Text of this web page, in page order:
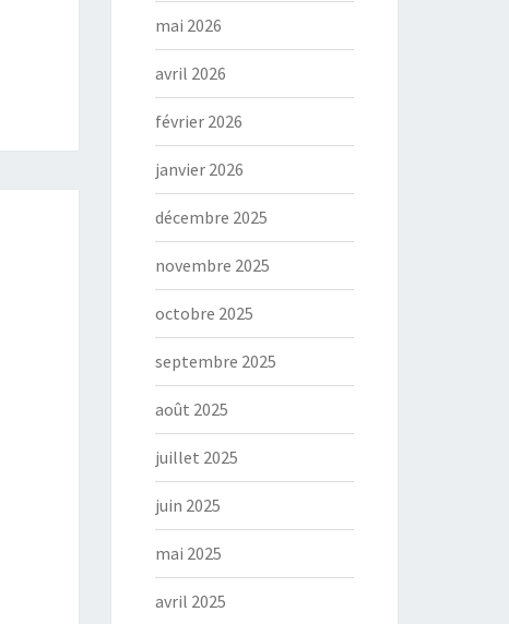
mai 2026
avril 2026
février 2026
janvier 2026
décembre 2025
novembre 2025
octobre 2025
septembre 2025
août 2025
juillet 2025
juin 2025
mai 2025
avril 2025